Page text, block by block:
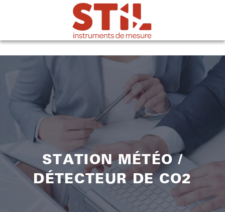
STATION MÉTÉO /
DÉTECTEUR DE CO2